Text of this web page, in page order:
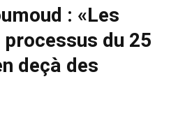
: «Les
du 25
deçà des